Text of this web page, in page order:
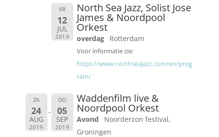
VR
12
JUL
2019
North Sea Jazz, Solist Jose
James & Noordpool
Orkest
overdag Rotterdam
Voor informatie zie:
https://www.northseajazz.com/en/prog
ram/
ZA
24
AUG
2019
DO
05
SEP
2019
Waddenfilm live &
Noordpool Orkest
Avond
Noorderzon festival,
Groningen